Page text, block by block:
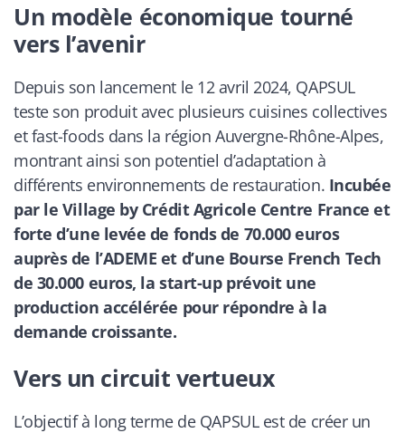
Un modèle économique tourné
vers l’avenir
Depuis son lancement le 12 avril 2024, QAPSUL
teste son produit avec plusieurs cuisines collectives
et fast-foods dans la région Auvergne-Rhône-Alpes,
montrant ainsi son potentiel d’adaptation à
différents environnements de restauration. Incubée
par le Village by Crédit Agricole Centre France et
forte d’une levée de fonds de 70.000 euros
auprès de l’ADEME et d’une Bourse French Tech
de 30.000 euros, la start-up prévoit une
production accélérée pour répondre à la
demande croissante.
Vers un circuit vertueux
L’objectif à long terme de QAPSUL est de créer un